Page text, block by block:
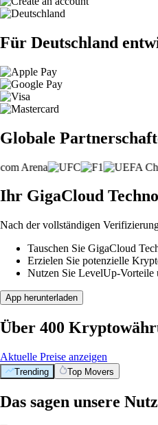
Für Deutschland
Globale
Ihr GigaCloud
Nach der vollständigen
Tauschen Sie GigaCloud
Erzielen Sie potenzielle
Nutzen Sie LevelUp-Vorteile
App herunterladen
Über 400
Aktuelle Preise anzeigen
Trending Top Movers
Das sagen unsere